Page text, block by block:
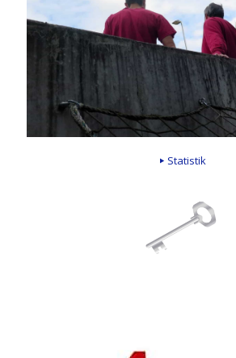
Statistik